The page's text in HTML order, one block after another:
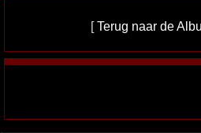
[Terug naar de